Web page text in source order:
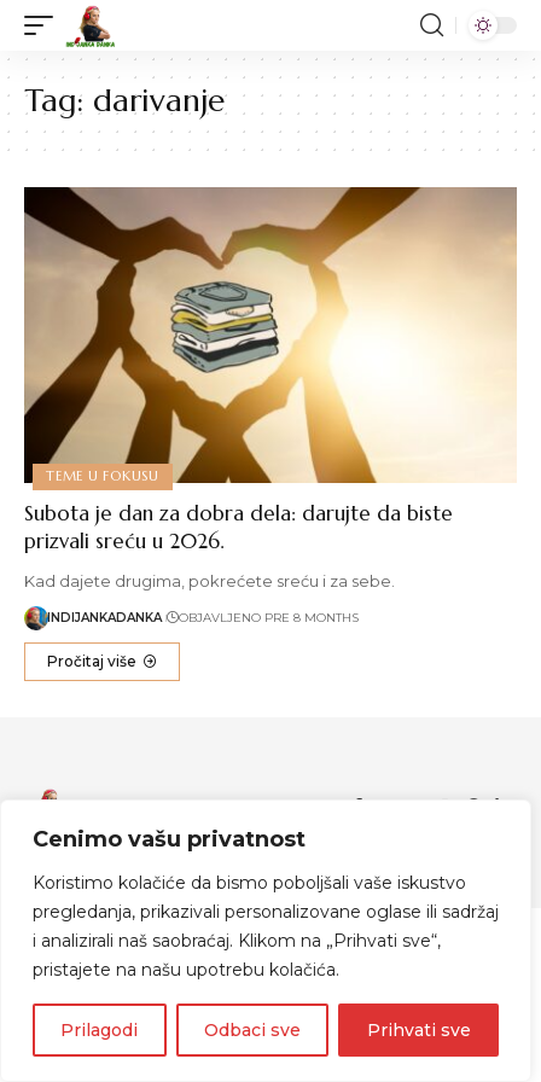
Cenimo vašu privatnost
Koristimo kolačiće da bismo poboljšali vaše iskustvo
pregledanja, prikazivali personalizovane oglase ili sadržaj
i analizirali naš saobraćaj. Klikom na „Prihvati sve“,
pristajete na našu upotrebu kolačića.
Prilagodi Odbaci sve Prihvati sve
Tag: darivanje
TEME U FOKUSU
Subota je dan za dobra dela: darujte da biste
prizvali sreću u 2026.
Kad dajete drugima, pokrećete sreću i za sebe.
INDIJANKADANKA OBJAVLJENO PRE 8 MONTHS
Pročitaj više
© 2024 Indijanka Danka